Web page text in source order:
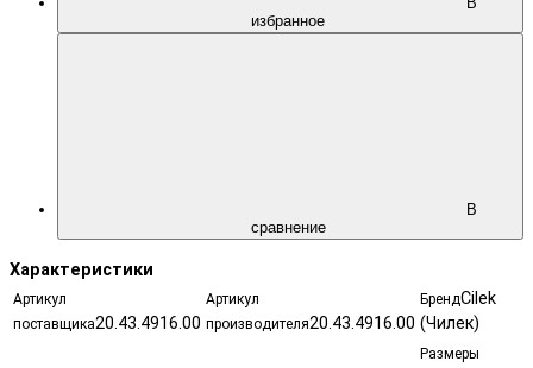
избранное
В
сравнение
Характеристики
Артикул
поставщика20.43.4916.00
Артикул
производителя20.43.4916.00
БрендCilek
(Чилек)
Размеры